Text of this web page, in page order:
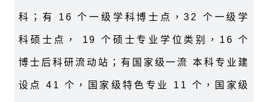
科；有 16 个一级学科博士点，32 个一级学
科硕士点， 19 个硕士专业学位类别，16 个
博士后科研流动站；有国家级一流 本科专业建
设点 41 个，国家级特色专业 11 个，国家级